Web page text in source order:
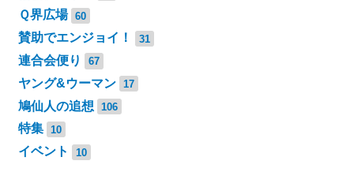
Ｑ界広場 60
賛助でエンジョイ！ 31
連合会便り 67
ヤング&ウーマン 17
鳩仙人の追想 106
特集 10
イベント 10